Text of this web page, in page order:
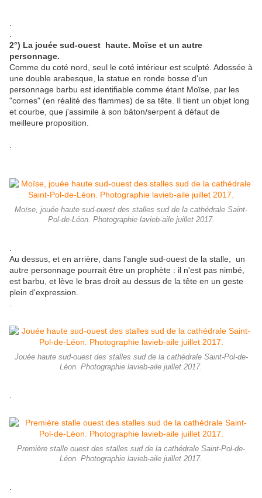
.
.
2°) La jouée sud-ouest haute. Moïse et un autre
personnage.
Comme du coté nord, seul le coté intérieur est sculpté. Adossée à
une double arabesque, la statue en ronde bosse d'un
personnage barbu est identifiable comme étant Moïse, par les
"cornes" (en réalité des flammes) de sa tête. Il tient un objet long
et courbe, que j'assimile à son bâton/serpent à défaut de
meilleure proposition.
.
Moïse, jouée haute sud-ouest des stalles sud de la cathédrale Saint-
Pol-de-Léon. Photographie lavieb-aile juillet 2017.
.
Au dessus, et en arrière, dans l'angle sud-ouest de la stalle, un
autre personnage pourrait être un prophète : il n'est pas nimbé,
est barbu, et lève le bras droit au dessus de la tête en un geste
plein d'expression.
.
Jouée haute sud-ouest des stalles sud de la cathédrale Saint-Pol-de-
Léon. Photographie lavieb-aile juillet 2017.
.
Première stalle ouest des stalles sud de la cathédrale Saint-Pol-de-
Léon. Photographie lavieb-aile juillet 2017.
.